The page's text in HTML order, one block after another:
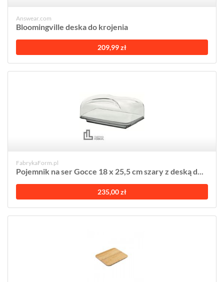
Answear.com
Bloomingville deska do krojenia
209,99 zł
FabrykaForm.pl
Pojemnik na ser Gocce 18 x 25,5 cm szary z deską d...
235,00 zł